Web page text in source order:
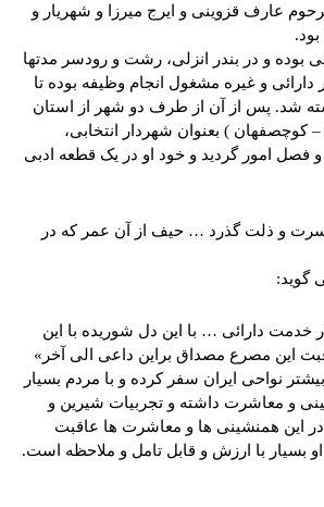
عارف قزوینی و ایرج میرزا و شهریار و
بوده و در بندر انزلی، رشت و رودسر مدتها
دارائی و غیره مشغول انجام وظیفه بوده تا
بازنشسته شد. پس از آن از طرف دو شهر از استان
– کوچصفهان ) بعنوان شهردار انتخابی،
فصل امور گردید و خود او در یک قطعه ادبی
و ذلت گذرد … حیف از آن عمر که در
گوید:
دارائی … با این دل شوریده با این
این مصرع مصداق براین داعی الی آخر»
نواحی ایران سفر کرده و با مردم بسیار
و معاشرت داشته و تجربیات شیرین و
در این همنشینی ها و معاشرت ها عاقبت
بسیار با ارزش و قابل تامل و ملاحظه است.